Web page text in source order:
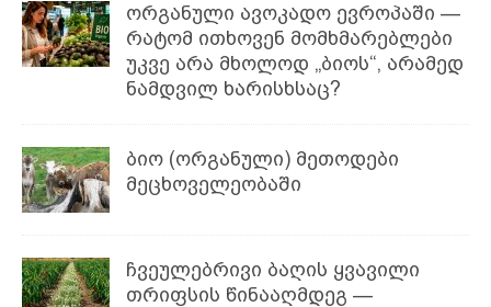
ორგანული ავოკადო ევროპაში —
რატომ ითხოვენ მომხმარებლები
უკვე არა მხოლოდ „ბიოს“, არამედ
ნამდვილ ხარისხსაც?
ბიო (ორგანული) მეთოდები
მეცხოველეობაში
ჩვეულებრივი ბაღის ყვავილი
თრიფსის წინააღმდეგ —